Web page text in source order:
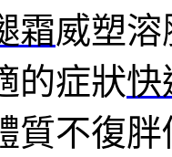
霜威塑
的症狀快
質不復